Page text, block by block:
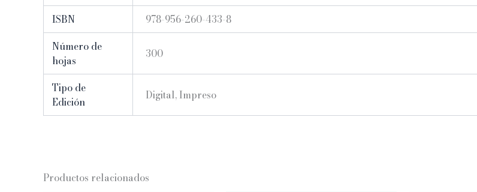
ISBN
978-956-260-433-8
Número de
hojas
300
Tipo de
Edición
Digital, Impreso
Productos relacionados